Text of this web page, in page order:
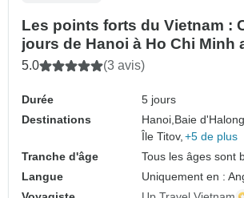
Les points forts du Vietnam :
jours de Hanoi à Ho Chi Minh
Travel Vietnam
5.0 (3 avis)
Durée
5 jours
Destinations
Hanoi, Baie
Île Titov, +5 de plus
Tranche d'âge
Tous les âges sont
Langue
Uniquement en :